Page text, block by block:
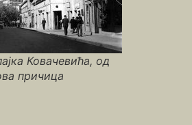
Ковачевића, од
причица